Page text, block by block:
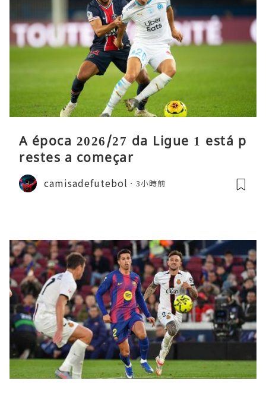
A época 2026/27 da Ligue 1 está p
restes a começar
camisadefutebol 3小時前